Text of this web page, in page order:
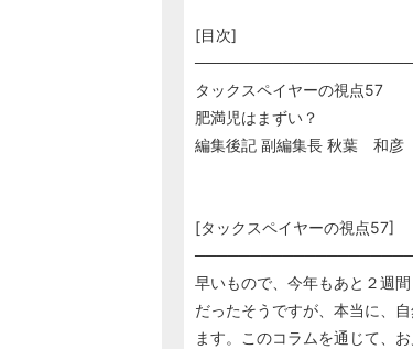
[目次]
タックスペイヤーの
肥満児はまずい
編集後記 副編集長 秋葉 和彦
[タックスペイヤーの視
早いもので、今年もあと２週
だったそうですが、本当に、
ます。このコラムを通じて、